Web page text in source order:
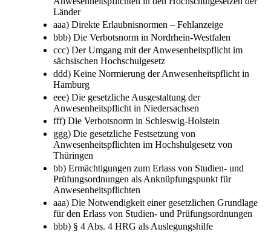
Länder
aaa) Direkte Erlaubnisnormen – Fehlanzeige
bbb) Die Verbotsnorm in Nordrhein-Westfalen
ccc) Der Umgang mit der Anwesenheitspflicht im
sächsischen Hochschulgesetz
ddd) Keine Normierung der Anwesenheitspflicht in
Hamburg
eee) Die gesetzliche Ausgestaltung der
Anwesenheitspflicht in Niedersachsen
fff) Die Verbotsnorm in Schleswig-Holstein
ggg) Die gesetzliche Festsetzung von
Anwesenheitspflichten im Hochshulgesetz von
Thüringen
bb) Ermächtigungen zum Erlass von Studien- und
Prüfungsordnungen als Anknüpfungspunkt für
Anwesenheitspflichten
aaa) Die Notwendigkeit einer gesetzlichen Grundlage
für den Erlass von Studien- und Prüfungsordnungen
bbb) § 4 Abs. 4 HRG als Auslegungshilfe